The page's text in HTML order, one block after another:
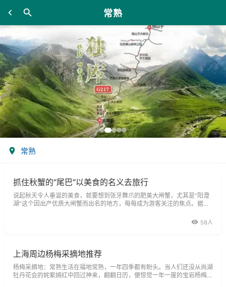
常熟
常熟
抓住秋蟹的“尾巴”以美食的名义去旅行
说起秋天令人垂涎的美食，就要想到张牙舞爪的肥美大闸蟹，尤其是“阳澄
湖”这个因出产优质大闸蟹而出名的地方，每每成为游客关注的焦点。据了
澄湖边的客房骤然紧俏，这股“吃蟹风”沿阳澄湖、太湖之滨一直蔓延到沙家
58人
上海周边杨梅采摘地推荐
杨梅采摘地：常熟生活在福地常熟，一年四季都有盼头。当人们还没从尚湖
牡丹花会的姹紫嫣红中回过神来，翻翻日历，便惊觉一年一度的宝岩杨梅节